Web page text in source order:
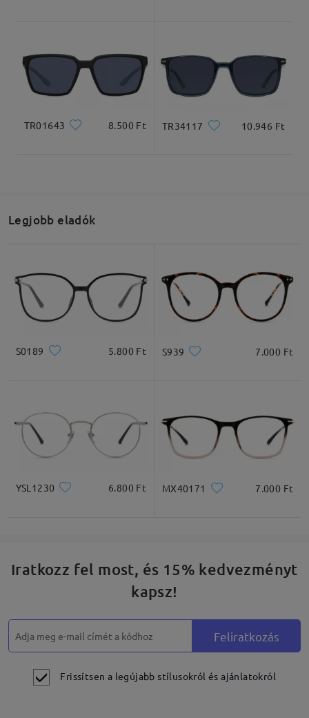
TR01643 8.500 Ft TR34117 10.946 Ft
Legjobb eladók
S0189 5.800 Ft S939 7.000 Ft
YSL1230 6.800 Ft MX40171 7.000 Ft
Iratkozz fel most, és 15% kedvezményt
kapsz!
Feliratkozás
Frissítsen a legújabb stílusokról és ajánlatokról